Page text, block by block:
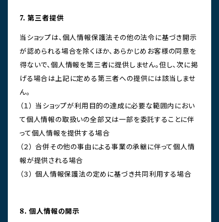
7. 第三者提供
当ショップは、個人情報保護法その他の法令に基づき開示
が認められる場合を除くほか、あらかじめお客様の同意を
得ないで、個人情報を第三者に提供しません。但し、次に掲
げる場合は上記に定める第三者への提供には該当しませ
ん。
（１） 当ショップが利用目的の達成に必要な範囲内におい
て個人情報の取扱いの全部又は一部を委託することに伴
って個人情報を提供する場合
（２） 合併その他の事由による事業の承継に伴って個人情
報が提供される場合
（３） 個人情報保護法の定めに基づき共同利用する場合
8. 個人情報の開示